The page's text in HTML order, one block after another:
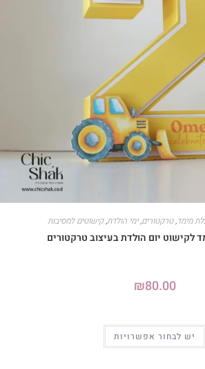
מימד,טרקטורים,ימי הולדת,קישוטים למסיבות
לקישוט יום הולדת בעיצוב טרקטורים
₪80.00
יש לבחור אפשרויות